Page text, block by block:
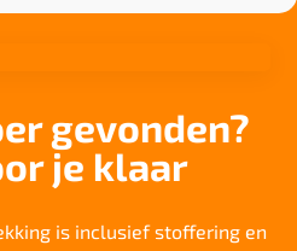
gevonden?
je klaar
is inclusief stoffering en